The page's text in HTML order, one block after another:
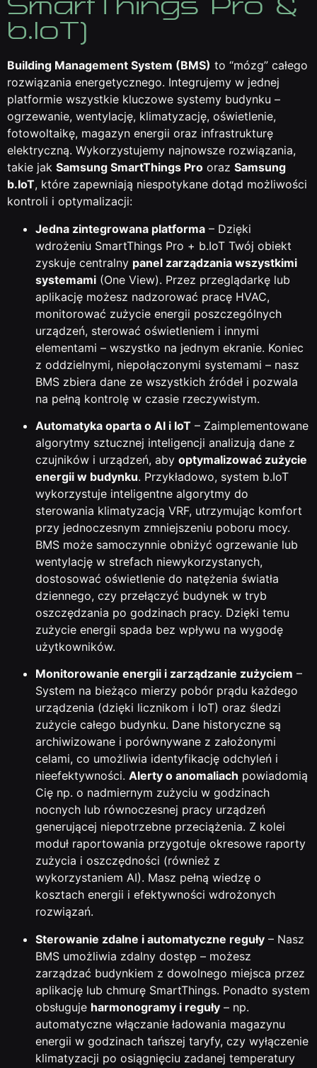
b.IoT)
Building Management System (BMS) to “mózg” całego
rozwiązania energetycznego. Integrujemy w jednej
platformie wszystkie kluczowe systemy budynku –
ogrzewanie, wentylację, klimatyzację, oświetlenie,
fotowoltaikę, magazyn energii oraz infrastrukturę
elektryczną. Wykorzystujemy najnowsze rozwiązania,
takie jak Samsung SmartThings Pro oraz Samsung
b.IoT, które zapewniają niespotykane dotąd możliwości
kontroli i optymalizacji:
Jedna zintegrowana platforma – Dzięki
wdrożeniu SmartThings Pro + b.IoT Twój obiekt
zyskuje centralny panel zarządzania wszystkimi
systemami (One View). Przez przeglądarkę lub
aplikację możesz nadzorować pracę HVAC,
monitorować zużycie energii poszczególnych
urządzeń, sterować oświetleniem i innymi
elementami – wszystko na jednym ekranie. Koniec
z oddzielnymi, niepołączonymi systemami – nasz
BMS zbiera dane ze wszystkich źródeł i pozwala
na pełną kontrolę w czasie rzeczywistym.
Automatyka oparta o AI i IoT – Zaimplementowane
algorytmy sztucznej inteligencji analizują dane z
czujników i urządzeń, aby optymalizować zużycie
energii w budynku. Przykładowo, system b.IoT
wykorzystuje inteligentne algorytmy do
sterowania klimatyzacją VRF, utrzymując komfort
przy jednoczesnym zmniejszeniu poboru mocy.
BMS może samoczynnie obniżyć ogrzewanie lub
wentylację w strefach niewykorzystanych,
dostosować oświetlenie do natężenia światła
dziennego, czy przełączyć budynek w tryb
oszczędzania po godzinach pracy. Dzięki temu
zużycie energii spada bez wpływu na wygodę
użytkowników.
Monitorowanie energii i zarządzanie zużyciem –
System na bieżąco mierzy pobór prądu każdego
urządzenia (dzięki licznikom i IoT) oraz śledzi
zużycie całego budynku. Dane historyczne są
archiwizowane i porównywane z założonymi
celami, co umożliwia identyfikację odchyleń i
nieefektywności. Alerty o anomaliach powiadomią
Cię np. o nadmiernym zużyciu w godzinach
nocnych lub równoczesnej pracy urządzeń
generującej niepotrzebne przeciążenia. Z kolei
moduł raportowania przygotuje okresowe raporty
zużycia i oszczędności (również z
wykorzystaniem AI). Masz pełną wiedzę o
kosztach energii i efektywności wdrożonych
rozwiązań.
Sterowanie zdalne i automatyczne reguły – Nasz
BMS umożliwia zdalny dostęp – możesz
zarządzać budynkiem z dowolnego miejsca przez
aplikację lub chmurę SmartThings. Ponadto system
obsługuje harmonogramy i reguły – np.
automatyczne włączanie ładowania magazynu
energii w godzinach tańszej taryfy, czy wyłączenie
klimatyzacji po osiągnięciu zadanej temperatury